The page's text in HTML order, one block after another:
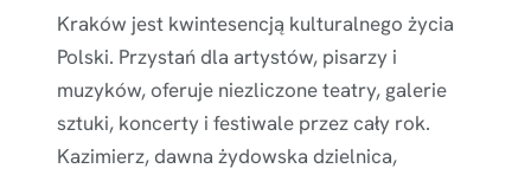
Kraków jest kwintesencją kulturalnego życia
Polski. Przystań dla artystów, pisarzy i
muzyków, oferuje niezliczone teatry, galerie
sztuki, koncerty i festiwale przez cały rok.
Kazimierz, dawna żydowska dzielnica,